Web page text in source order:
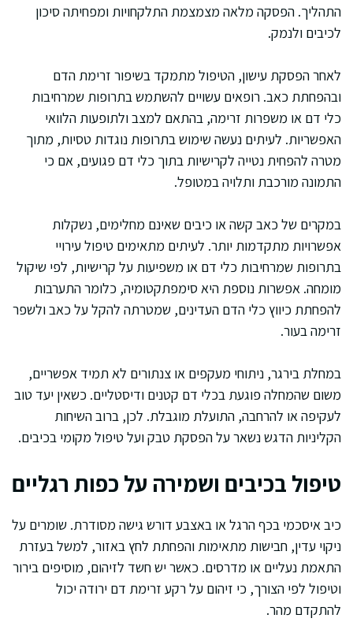
התהליך. הפסקה מלאה מצמצמת התלקחויות ומפחיתה סיכון
לכיבים ולנמק.
לאחר הפסקת עישון, הטיפול מתמקד בשיפור זרימת הדם
ובהפחתת כאב. רופאים עשויים להשתמש בתרופות שמרחיבות
כלי דם או משפרות זרימה, בהתאם למצב ולתופעות הלוואי
האפשריות. לעיתים נעשה שימוש בתרופות נוגדות טסיות, מתוך
מטרה להפחית נטייה לקרישיות בתוך כלי דם פגועים, אם כי
התמונה מורכבת ותלויה במטופל.
במקרים של כאב קשה או כיבים שאינם מחלימים, נשקלות
אפשרויות מתקדמות יותר. לעיתים מתאימים טיפול עירויי
בתרופות שמרחיבות כלי דם או משפיעות על קרישיות, לפי שיקול
מומחה. אפשרות נוספת היא סימפתקטומיה, כלומר התערבות
להפחתת כיווץ כלי הדם העדינים, שמטרתה להקל על כאב ולשפר
זרימה בעור.
במחלת בירגר, ניתוחי מעקפים או צנתורים לא תמיד אפשריים,
משום שהמחלה פוגעת בכלי דם קטנים ודיסטליים. כשאין יעד טוב
לעקיפה או להרחבה, התועלת מוגבלת. לכן, ברוב השיחות
הקליניות הדגש נשאר על הפסקת טבק ועל טיפול מקומי בכיבים.
טיפול בכיבים ושמירה על כפות רגליים
כיב איסכמי בכף הרגל או באצבע דורש גישה מסודרת. שומרים על
ניקוי עדין, חבישות מתאימות והפחתת לחץ באזור, למשל בעזרת
התאמת נעליים או מדרסים. כאשר יש חשד לזיהום, מוסיפים בירור
וטיפול לפי הצורך, כי זיהום על רקע זרימת דם ירודה יכול
להתקדם מהר.